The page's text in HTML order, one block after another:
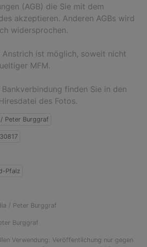
(AGB) die Sie mit dem
akzeptieren. Anderen AGBs wird
widersprochen.
Anstrich ist möglich, soweit nicht
MFM.
finden Sie in den
des Fotos.
Peter Burggraf
Pfalz
/ Peter Burggraf
Burggraf
Verwendung: Veröffentlichung nur gegen